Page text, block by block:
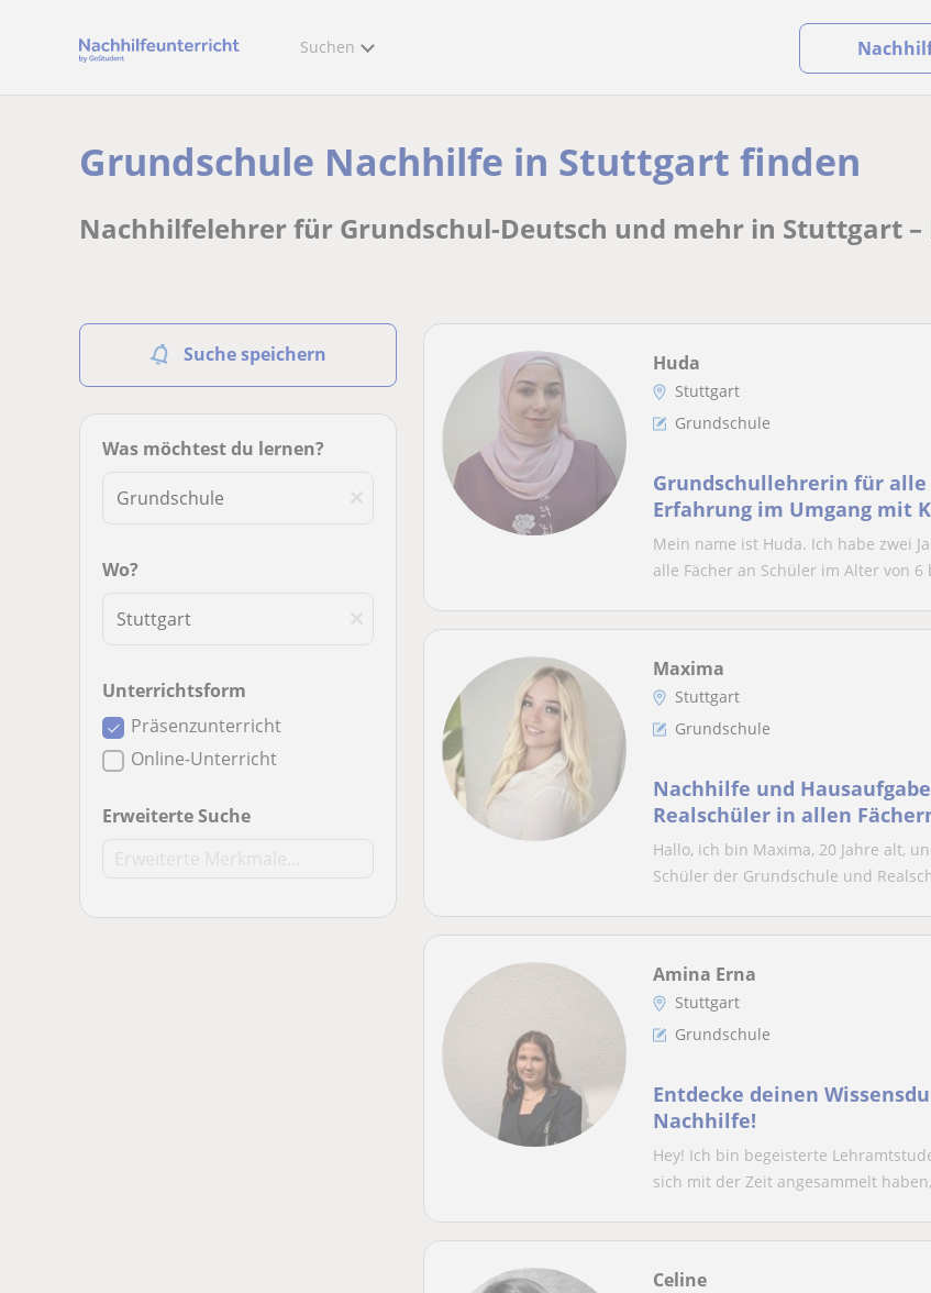
Suchen
Grundschule Nachhilfe in Stuttgart finden
Nachhilfelehrer für Grundschul-Deutsch und mehr in Stuttgart
Suche speichern
Was möchtest du lernen?
Wo?
Unterrichtsform
Präsenzunterricht
Online-Unterricht
Erweiterte Suche
Huda
Stuttgart
Grundschule
Grundschullehrerin für alle
Erfahrung im Umgang mit
Mein name ist Huda. Ich habe zwei
alle Fächer an Schüler im Alter von 6
Maxima
Stuttgart
Grundschule
Nachhilfe und
Realschüler in allen
Hallo, ich bin Maxima, 20 Jahre alt,
Schüler der Grundschule und
Amina Erna
Stuttgart
Grundschule
Entdecke deinen
Nachhilfe!
Hey! Ich bin begeisterte
sich mit der Zeit angesammelt
Celine